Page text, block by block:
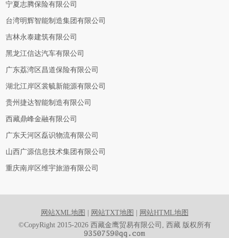
宁夏志腾保险有限公司
台湾明辉智能制造集团有限公司
吉林永泰建筑有限公司
黑龙江信达汽车有限公司
广东荔湾区昌道保险有限公司
湖北江岸区裳毓新能源有限公司
贵州捷达智能制造有限公司
西藏鼎峰金融有限公司
广东天河区磊识物流有限公司
山西广源信息技术集团有限公司
重庆南岸区维宇旅游有限公司
网站XML地图 网站TXT地图
网站HTML地图
©CopyRight 2015-2026 西藏金鹰贸易有限公司, 西藏 版权所有